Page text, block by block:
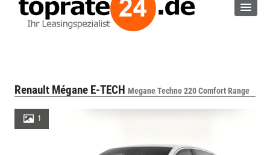
Renault Mégane E-TECH Megane Techno 220 Comfort Range
1